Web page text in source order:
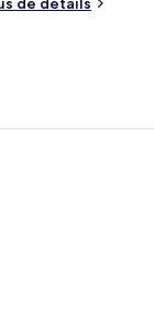
au mur.